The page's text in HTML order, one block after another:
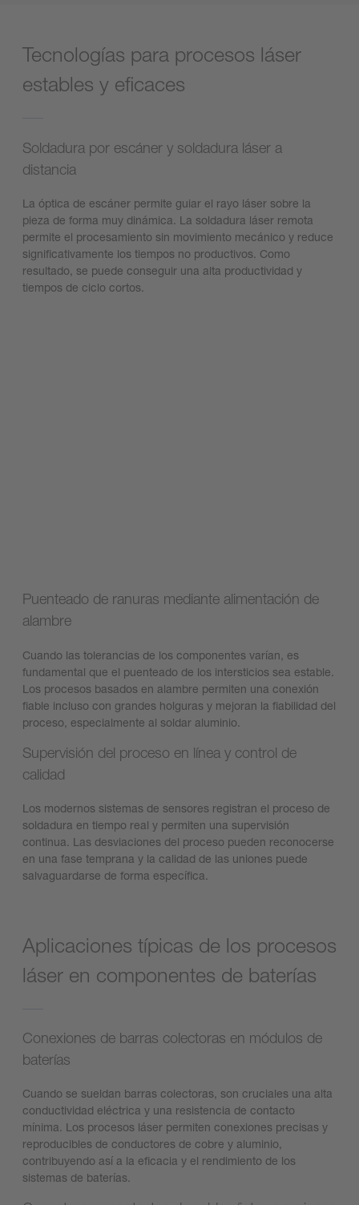
powered byUsercentrics Consent
Management Platform
Tecnologías para procesos láser
estables y eficaces
Soldadura por escáner y soldadura láser a
distancia
La óptica de escáner permite guiar el rayo láser sobre la
pieza de forma muy dinámica. La soldadura láser remota
permite el procesamiento sin movimiento mecánico y reduce
significativamente los tiempos no productivos. Como
resultado, se puede conseguir una alta productividad y
tiempos de ciclo cortos.
Puenteado de ranuras mediante alimentación de
alambre
Cuando las tolerancias de los componentes varían, es
fundamental que el puenteado de los intersticios sea estable.
Los procesos basados en alambre permiten una conexión
fiable incluso con grandes holguras y mejoran la fiabilidad del
proceso, especialmente al soldar aluminio.
Supervisión del proceso en línea y control de
calidad
Los modernos sistemas de sensores registran el proceso de
soldadura en tiempo real y permiten una supervisión
continua. Las desviaciones del proceso pueden reconocerse
en una fase temprana y la calidad de las uniones puede
salvaguardarse de forma específica.
Aplicaciones típicas de los procesos
láser en componentes de baterías
Conexiones de barras colectoras en módulos de
baterías
Cuando se sueldan barras colectoras, son cruciales una alta
conductividad eléctrica y una resistencia de contacto
mínima. Los procesos láser permiten conexiones precisas y
reproducibles de conductores de cobre y aluminio,
contribuyendo así a la eficacia y el rendimiento de los
sistemas de baterías.